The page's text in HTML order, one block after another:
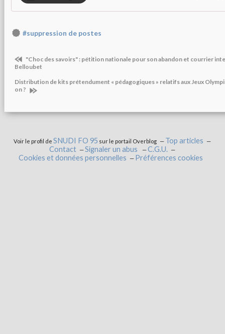
#suppression de postes
"Choc des savoirs" : pétition nationale pour son abandon et courrier
Belloubet
Distribution de kits prétendument « pédagogiques » relatifs aux Jeux
on ?
Voir le profil deSNUDI FO 95 sur le portail Overblog
Top articles
Contact
Signaler un abus
C.G.U.
Cookies et données personnelles
Préférences cookies